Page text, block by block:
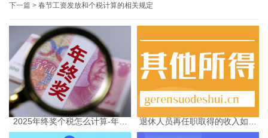
下一篇 > 春节工资发放和个税计算的相关规定
2025年终奖个税怎么计算-年终
奖个税计算器
退休人员再任职取得的收入如何
缴纳个人所得税